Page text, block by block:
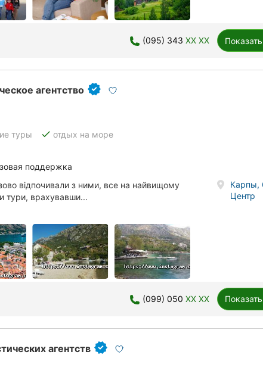
(095) 343 XX XX
агентство
туры done отдых на море
поддержка
відпочивали з ними, все на найвищому
тури, врахувавши...
Карпы,
Центр
(099) 050 XX XX
агентств